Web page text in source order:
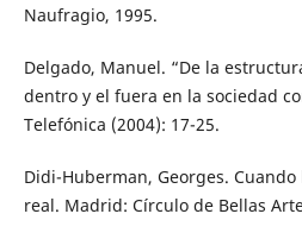
Naufragio, 1995.
Delgado, Manuel. “De la
dentro y el fuera en la sociedad
Telefónica (2004): 17-25.
Didi-Huberman, Georges.
real. Madrid: Círculo de Bellas